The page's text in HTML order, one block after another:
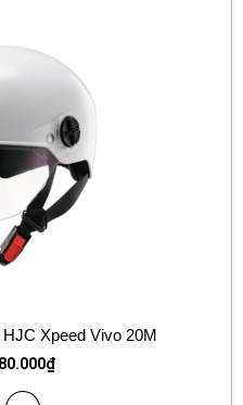
Xpeed Vivo 20M
₫